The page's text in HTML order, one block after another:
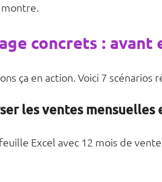
concrets : avant
ça en action. Voici 7
les ventes
Excel avec 12 mois de